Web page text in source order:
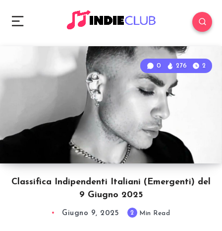
Classifica Indipendenti Italiani (Emergenti) del
9 Giugno 2025
0 276 2
Giugno 9, 2025 2 Min Read